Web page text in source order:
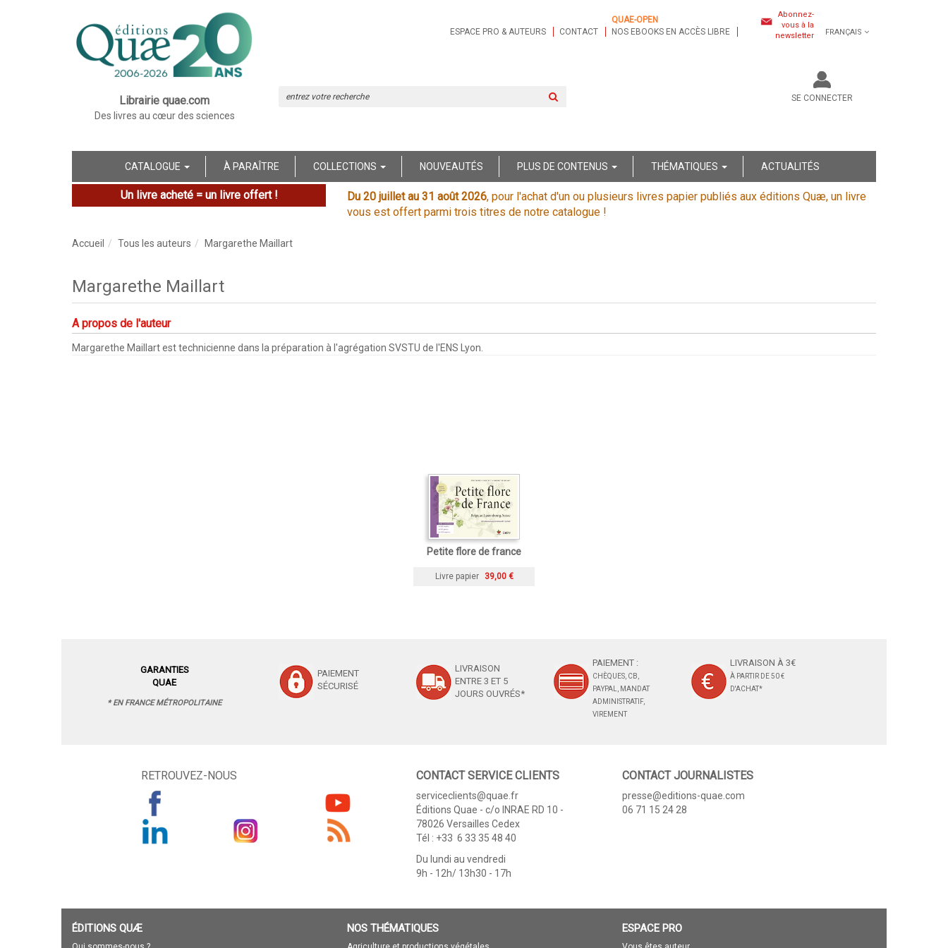
Librairie quae.com
Des livres au cœur des sciences
ESPACE PRO & AUTEURS CONTACT
QUAE-OPEN
NOS EBOOKS EN ACCÈS LIBRE
Abonnez-
vous à la
newsletter
FRANÇAIS
SE CONNECTER
CATALOGUE À PARAÎTRE COLLECTIONS NOUVEAUTÉS PLUS DE CONTENUS THÉMATIQUES ACTUALITÉS
Un livre acheté = un livre offert ! Du 20 juillet au 31 août 2026, pour l'achat d'un ou plusieurs livres papier publiés aux éditions Quæ, un livre
vous est offert parmi trois titres de notre catalogue !
Accueil Tous les auteurs Margarethe Maillart
Margarethe Maillart
A propos de l'auteur
Margarethe Maillart est technicienne dans la préparation à l'agrégation SVSTU de l'ENS Lyon.
Petite flore de france
Livre papier 39,00 €
GARANTIES
QUAE
* EN FRANCE MÉTROPOLITAINE
PAIEMENT
SÉCURISÉ
LIVRAISON
ENTRE 3 ET 5
JOURS OUVRÉS*
PAIEMENT :
CHÈQUES, CB,
PAYPAL, MANDAT
ADMINISTRATIF,
VIREMENT
LIVRAISON À 3€
À PARTIR DE 50 €
D'ACHAT*
RETROUVEZ-NOUS CONTACT SERVICE CLIENTS
serviceclients@quae.fr
Éditions Quae - c/o INRAE RD 10 -
78026 Versailles Cedex
Tél : +33 6 33 35 48 40
Du lundi au vendredi
9h - 12h/ 13h30 - 17h
CONTACT JOURNALISTES
presse@editions-quae.com
06 71 15 24 28
ÉDITIONS QUÆ NOS THÉMATIQUES ESPACE PRO